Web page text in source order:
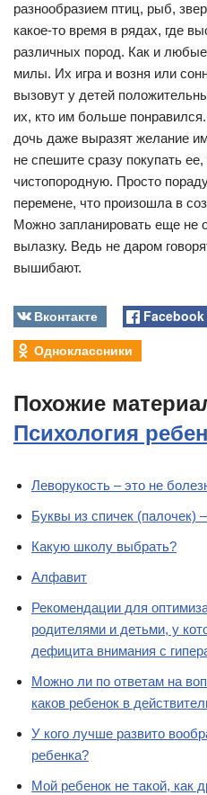
разнообразием птиц, рыб,
какое-то время в рядах, где
различных пород. Как и
милы. Их игра и возня или
вызовут у детей
их, кто им больше
дочь даже выразят желание
не спешите сразу покупать
чистопородную. Просто
перемене, что произошла в
Можно запланировать еще не
вылазку. Ведь не даром
вышибают.
Вконтакте Facebook
Одноклассники
Похожие
Психология
Леворукость – это не
Буквы из спичек
Какую школу выбрать?
Алфавит
Рекомендации для
родителями и детьми, у
дефицита внимания с
Можно ли по ответам на
каков ребенок в
У кого лучше развито
ребенка?
Мой ребенок не такой, как